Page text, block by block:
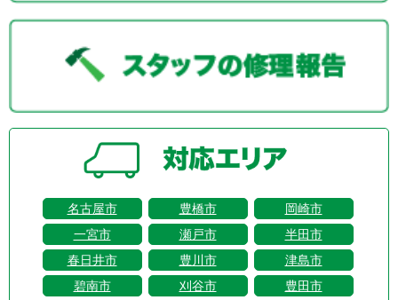
名古屋市 豊橋市
岡崎市
一宮市
瀬戸市
半田市
春日井市
豊川市
津島市
碧南市
刈谷市
豊田市